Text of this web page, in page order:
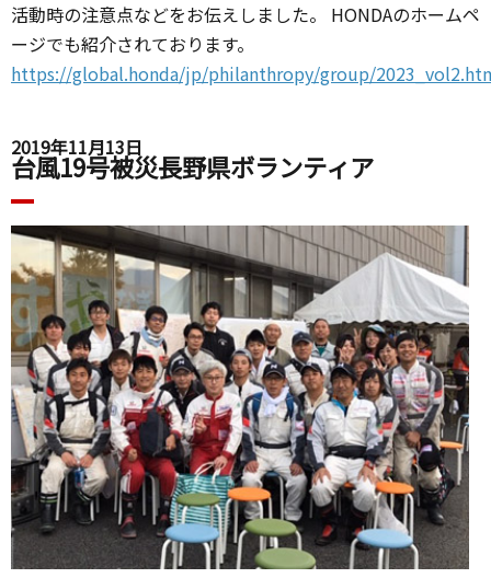
活動時の注意点などをお伝えしました。 HONDAのホームペ
ージでも紹介されております。
https://global.honda/jp/philanthropy/group/
2019年11月13日
台風19号被災長野県ボランティア